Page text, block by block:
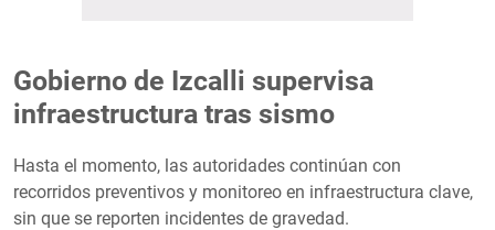
Gobierno de Izcalli supervisa
infraestructura tras sismo
Hasta el momento, las autoridades continúan con
recorridos preventivos y monitoreo en infraestructura clave,
sin que se reporten incidentes de gravedad.